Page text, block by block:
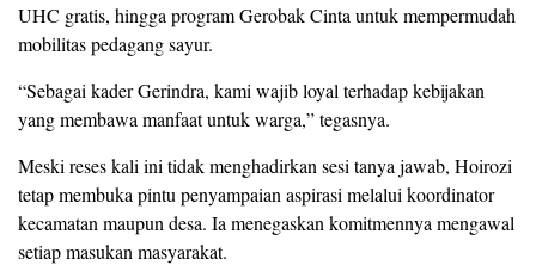
UHC gratis, hingga program Gerobak Cinta untuk mempermudah
mobilitas pedagang sayur.
“Sebagai kader Gerindra, kami wajib loyal terhadap kebijakan
yang membawa manfaat untuk warga,” tegasnya.
Meski reses kali ini tidak menghadirkan sesi tanya jawab, Hoirozi
tetap membuka pintu penyampaian aspirasi melalui koordinator
kecamatan maupun desa. Ia menegaskan komitmennya mengawal
setiap masukan masyarakat.